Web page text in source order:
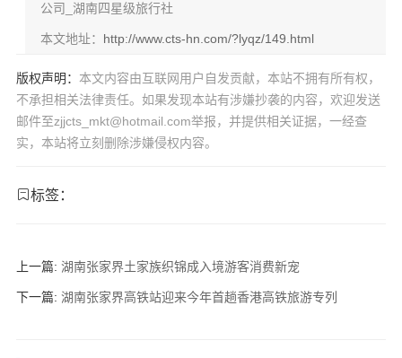
公司_湖南四星级旅行社
本文地址： http://www.cts-hn.com/?lyqz/149.html
版权声明： 本文内容由互联网用户自发贡献，本站不拥有所有权，
不承担相关法律责任。如果发现本站有涉嫌抄袭的内容，欢迎发送
邮件至zjjcts_mkt@hotmail.com举报，并提供相关证据，一经查
实，本站将立刻删除涉嫌侵权内容。
标签：
上一篇: 湖南张家界土家族织锦成入境游客消费新宠
下一篇: 湖南张家界高铁站迎来今年首趟香港高铁旅游专列